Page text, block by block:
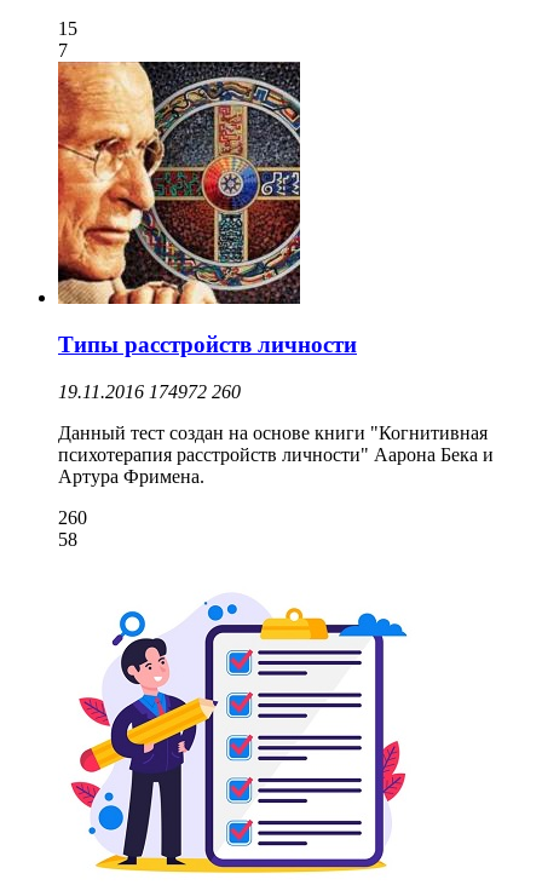
15
7
Типы расстройств личности
19.11.2016 174972 260
Данный тест создан на основе книги "Когнитивная
психотерапия расстройств личности" Аарона Бека и
Артура Фримена.
260
58